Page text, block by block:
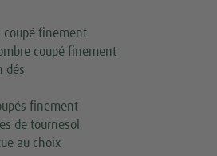
coupé finement
coupé finement
dés
finement
de tournesol
au choix